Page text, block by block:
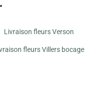
Livraison fleurs Verson
fleurs Villers bocage